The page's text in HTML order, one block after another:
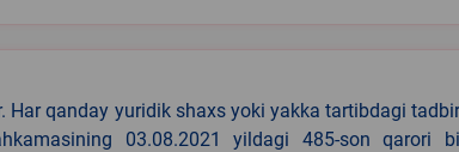
Har qanday yuridik shaxs yoki yakka tartibdagi
03.08.2021 yildagi 485-son qarori